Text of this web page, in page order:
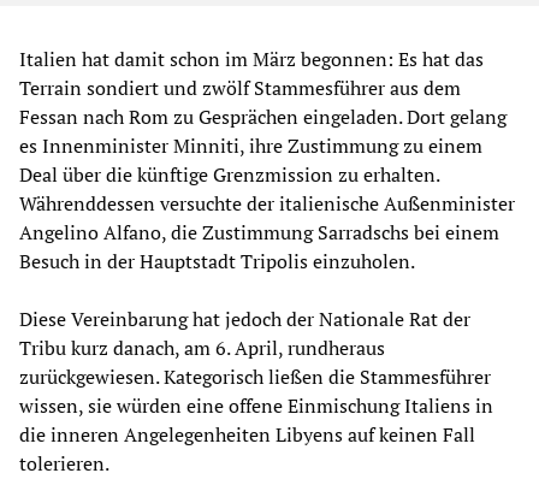
Italien hat damit schon im März begonnen: Es hat das
Terrain sondiert und zwölf Stammesführer aus dem
Fessan nach Rom zu Gesprächen eingeladen. Dort gelang
es Innenminister Minniti, ihre Zustimmung zu einem
Deal über die künftige Grenzmission zu erhalten.
Währenddessen versuchte der italienische Außenminister
Angelino Alfano, die Zustimmung Sarradschs bei einem
Besuch in der Hauptstadt Tripolis einzuholen.
Diese Vereinbarung hat jedoch der Nationale Rat der
Tribu kurz danach, am 6. April, rundheraus
zurückgewiesen. Kategorisch ließen die Stammesführer
wissen, sie würden eine offene Einmischung Italiens in
die inneren Angelegenheiten Libyens auf keinen Fall
tolerieren.